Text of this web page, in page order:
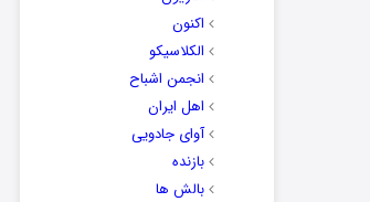
اکنون
الکلاسیکو
انجمن اشباح
اهل ایران
آوای جادویی
بازنده
بالش ها